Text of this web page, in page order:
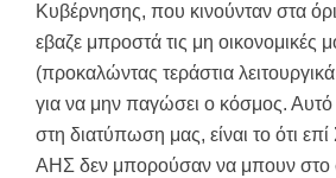
Κυβέρνησης, που κινούνταν στα
εβαζε μπροστά τις μη οικονομικές
(προκαλώντας τεράστια
για να μην παγώσει ο κόσμος.
στη διατύπωση μας, είναι το ότι
ΑΗΣ δεν μπορούσαν να μπουν στο